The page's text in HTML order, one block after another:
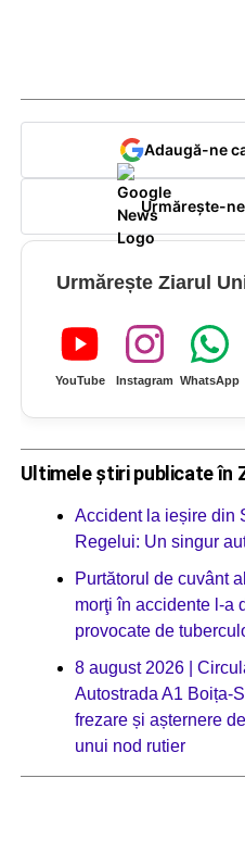
Adaugă-ne
Urmărește-
Urmărește Ziarul
YouTube Instagram WhatsApp
Ultimele știri publicate în
Accident la ieșire din
Regelui: Un singur
Purtătorul de cuvânt
morţi în accidente l-a
provocate de
8 august 2026 |
Autostrada A1 Boița-
frezare și așternere
unui nod rutier